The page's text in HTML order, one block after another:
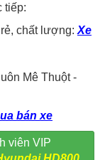
tiếp:
chất lượng: Xe
Mê Thuột -
bán xe
viên VIP